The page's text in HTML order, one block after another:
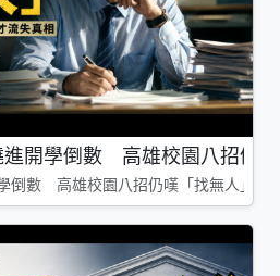
進開學倒數 高雄校園八招仍
倒數 高雄校園八招仍嘆「找無人」